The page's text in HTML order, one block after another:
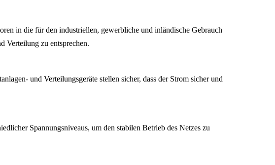
in die für den industriellen, gewerbliche und inländische Gebrauch
Verteilung zu entsprechen.
und Verteilungsgeräte stellen sicher, dass der Strom sicher und
Spannungsniveaus, um den stabilen Betrieb des Netzes zu